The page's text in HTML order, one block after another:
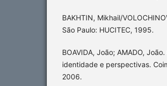
BAKHTIN, Mikhail/
São Paulo: HUCITEC, 1995.
BOAVIDA, João; AMADO,
identidade e perspectivas.
2006.